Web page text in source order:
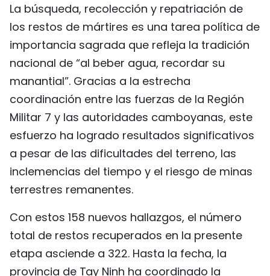
La búsqueda, recolección y repatriación de
los restos de mártires es una tarea política de
importancia sagrada que refleja la tradición
nacional de “al beber agua, recordar su
manantial”. Gracias a la estrecha
coordinación entre las fuerzas de la Región
Militar 7 y las autoridades camboyanas, este
esfuerzo ha logrado resultados significativos
a pesar de las dificultades del terreno, las
inclemencias del tiempo y el riesgo de minas
terrestres remanentes.
Con estos 158 nuevos hallazgos, el número
total de restos recuperados en la presente
etapa asciende a 322. Hasta la fecha, la
provincia de Tay Ninh ha coordinado la